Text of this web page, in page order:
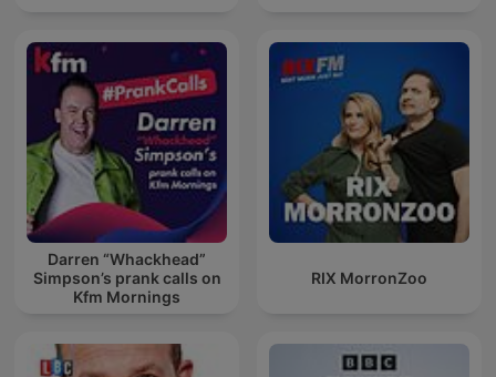
Darren “Whackhead”
Simpson’s prank calls on
Kfm Mornings
RIX MorronZoo